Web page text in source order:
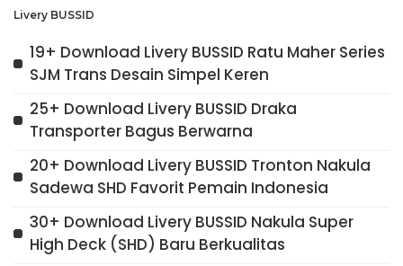
Livery BUSSID
19+ Download Livery BUSSID Ratu Maher Series
SJM Trans Desain Simpel Keren
25+ Download Livery BUSSID Draka
Transporter Bagus Berwarna
20+ Download Livery BUSSID Tronton Nakula
Sadewa SHD Favorit Pemain Indonesia
30+ Download Livery BUSSID Nakula Super
High Deck (SHD) Baru Berkualitas